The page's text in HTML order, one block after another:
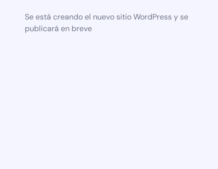
Se está creando el nuevo sitio WordPress y se
publicará en breve